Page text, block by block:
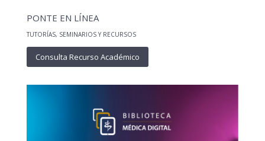
PONTE EN LÍNEA
TUTORÍAS, SEMINARIOS Y RECURSOS
Consulta Recurso Académico